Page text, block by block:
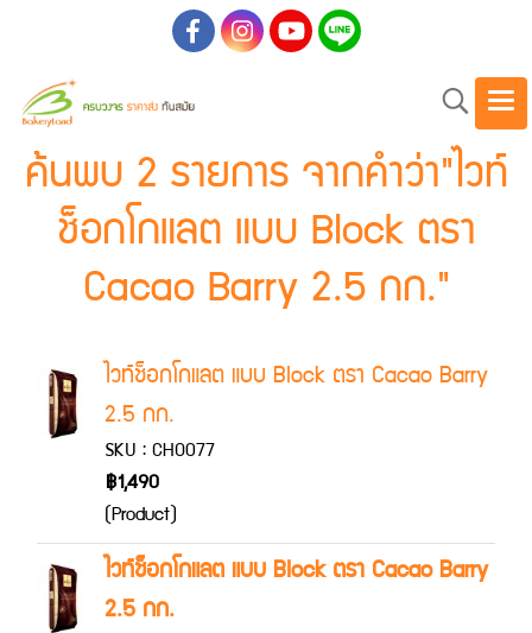
ค้นพบ 2 รายการ จากคำว่า"ไวท์
ช็อกโกแลต แบบ Block ตรา
Cacao Barry 2.5 กก."
ไวท์ช็อกโกแลต แบบ Block ตรา Cacao Barry
2.5 กก.
SKU : CHO077
฿1,490
(Product)
ไวท์ช็อกโกแลต แบบ Block ตรา Cacao Barry
2.5 กก.